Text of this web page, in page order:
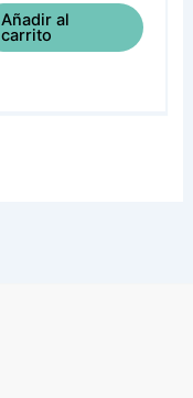
Añadir al
carrito